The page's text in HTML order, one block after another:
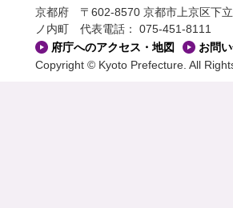
京都府 〒602-8570 京都市上京区下
ノ内町
代表電話： 075-451-8111
府庁へのアクセス・地図
お問
Copyright © Kyoto Prefecture. All